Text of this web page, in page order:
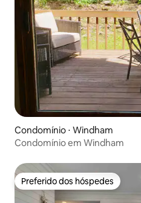
Condomínio ⋅ Windham
Condomínio em Windham
Preferido dos hóspedes
Preferido dos hóspedes